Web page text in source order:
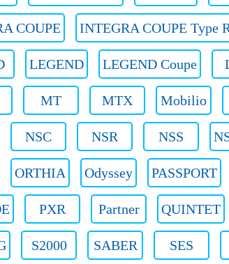
COUPE INTEGRA COUPE Type
LEGEND LEGEND Coupe
MT MTX Mobilio
NSC NSR NSS
ORTHIA Odyssey PASSPORT
PXR Partner QUINTET
S2000 SABER SES